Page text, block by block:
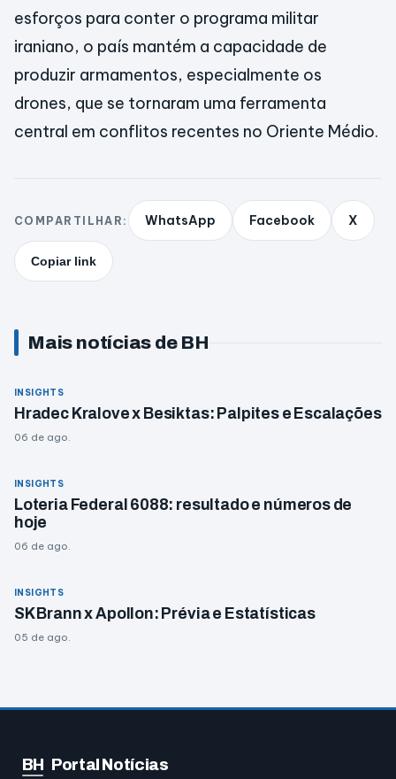
esforços para conter o programa militar
iraniano, o país mantém a capacidade de
produzir armamentos, especialmente os
drones, que se tornaram uma ferramenta
central em conflitos recentes no Oriente Médio.
COMPARTILHAR: WhatsApp Facebook X
Copiar link
Mais notícias de BH
INSIGHTS
Hradec Kralove x Besiktas: Palpites e Escalações
06 de ago.
INSIGHTS
Loteria Federal 6088: resultado e números de
hoje
06 de ago.
INSIGHTS
SK Brann x Apollon: Prévia e Estatísticas
05 de ago.
BH Portal Notícias